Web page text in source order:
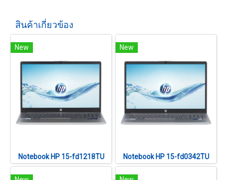
สินค้าเกี่ยวข้อง
New
Notebook HP 15-fd1218TU
New
Notebook HP 15-fd0342TU